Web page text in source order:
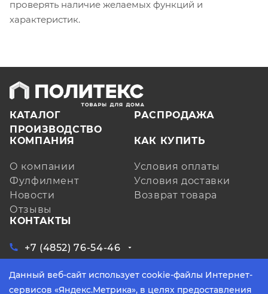
проверять наличие желаемых функций и
характеристик.
КАТАЛОГ
РАСПРОДАЖА
ПРОИЗВОДСТВО
КОМПАНИЯ
О компании
Фулфилмент
Новости
Отзывы
КАК КУПИТЬ
Условия оплаты
Условия доставки
Возврат товара
КОНТАКТЫ
+7 (4852) 76-54-46
Ярославская обл, д. Кузнечиха, ул.
Индустриальная, д. 6, лит. А, оф. 3
Данный веб-сайт использует cookie-файлы Интернет-
сервисов «Яндекс.Метрика», в целях предоставления